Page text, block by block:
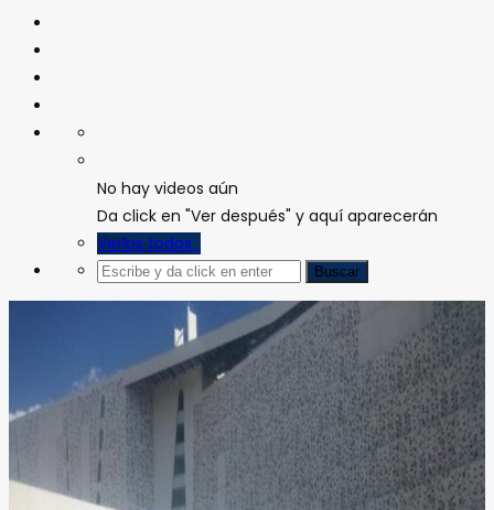
No hay videos aún
Da click en "Ver después" y aquí aparecerán
Verlos todos